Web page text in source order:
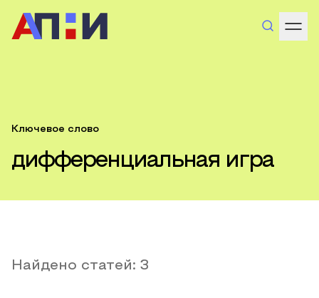
Ключевое слово
дифференциальная игра
Найдено статей: 3